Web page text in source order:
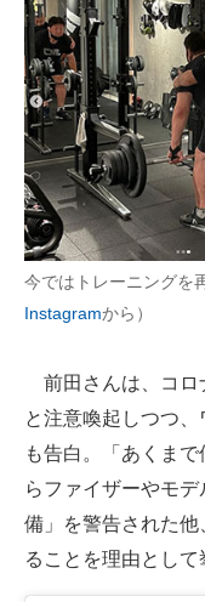
今ではトレーニングを
Instagramから）
前田さんは、コロ
と注意喚起しつつ
も告白。「あくま
らファイザーやモ
備」を警告された
ることを理由として